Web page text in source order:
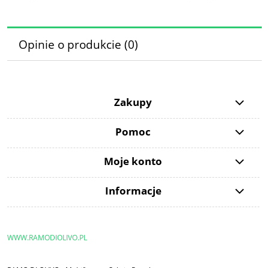
Opinie o produkcie (0)
Zakupy
Pomoc
Moje konto
Informacje
WWW.RAMODIOLIVO.PL